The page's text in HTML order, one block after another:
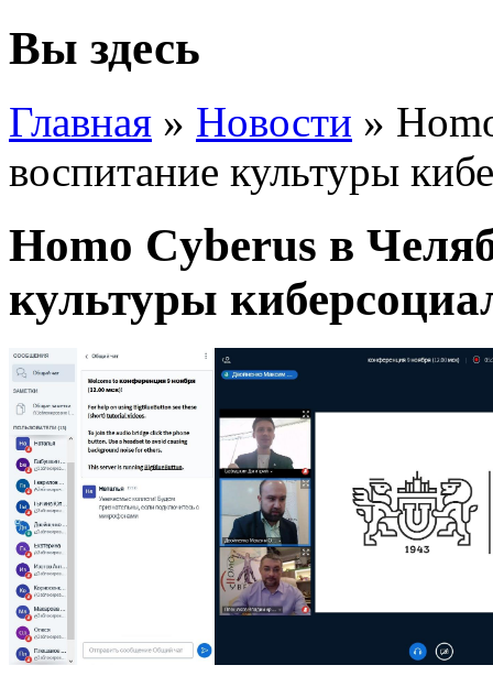
Вы здесь
Главная » Новости »
воспитание культуры
Homo Cyberus в
культуры